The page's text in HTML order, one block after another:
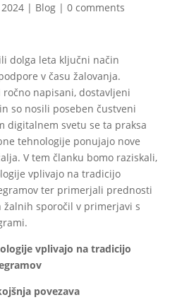
| Blog| 0 comments
dolga leta ključni način
v času žalovanja.
napisani, dostavljeni
so nosili poseben čustveni
digitalnem svetu se ta praksa
tehnologije ponujajo nove
V tem članku bomo raziskali,
vplivajo na tradicijo
ter primerjali prednosti
sporočil v primerjavi s
vplivajo na tradicijo
povezava